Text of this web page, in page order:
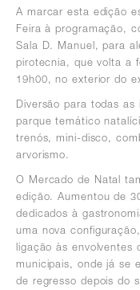
A marcar esta edição
Feira à programação,
Sala D. Manuel, para
pirotecnia, que volta a
19h00, no exterior do
Diversão para todas
parque temático
trenós, mini-disco,
arvorismo.
O Mercado de Natal
edição. Aumentou de
dedicados à
uma nova
ligação às envolventes
municipais, onde já se
de regresso depois do